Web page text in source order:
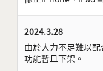
2024.3.28
由於人力不足難以
功能暫且下架。